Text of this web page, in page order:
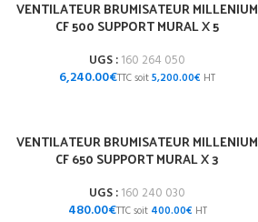
VENTILATEUR BRUMISATEUR MILLENIUM
CF 500 SUPPORT MURAL X 5
UGS :160 264 050
€ 5,200.00€
VENTILATEUR BRUMISATEUR MILLENIUM
CF 650 SUPPORT MURAL X 3
UGS :160 240 030
€ 400.00€